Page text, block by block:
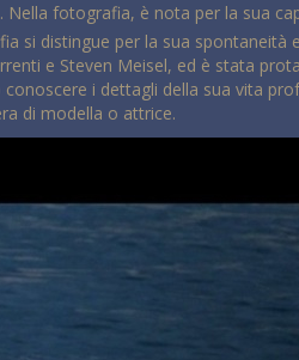
fotografia, è nota per la sua
si distingue per la sua spontaneità
e Steven Meisel, ed è stata
i dettagli della sua vita
di modella o attrice.